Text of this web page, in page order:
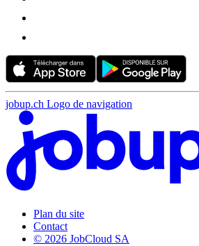
jobup.ch Logo de navigation
Plan du site
Contact
© 2026 JobCloud SA